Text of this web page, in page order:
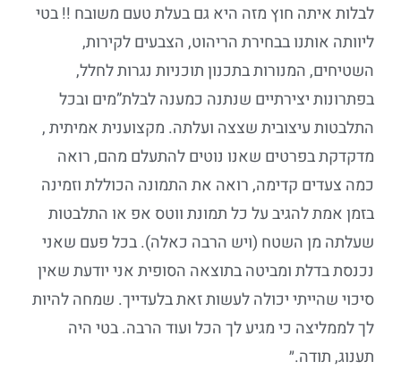
לבלות איתה חוץ מזה היא גם בעלת טעם משובח !! בטי
ליוותה אותנו בבחירת הריהוט, הצבעים לקירות,
השטיחים, המנורות בתכנון תוכניות נגרות לחלל,
בפתרונות יצירתיים שנתנה כמענה לבלת”מים ובכל
התלבטות עיצובית שצצה ועלתה. מקצוענית אמיתית ,
מדקדקת בפרטים שאנו נוטים להתעלם מהם, רואה
כמה צעדים קדימה, רואה את התמונה הכוללת וזמינה
בזמן אמת להגיב על כל תמונת ווטס אפ או התלבטות
שעלתה מן השטח (ויש הרבה כאלה). בכל פעם שאני
נכנסת בדלת ומביטה בתוצאה הסופית אני יודעת שאין
סיכוי שהייתי יכולה לעשות זאת בלעדייך. שמחה להיות
לך לממליצה כי מגיע לך הכל ועוד הרבה. בטי היה
תענוג, תודה.״